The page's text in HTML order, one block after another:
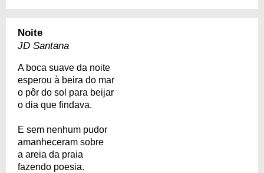
Noite
JD Santana
A boca suave da noite
esperou à beira do mar
o pôr do sol para beijar
o dia que findava.
E sem nenhum pudor
amanheceram sobre
a areia da praia
fazendo poesia.